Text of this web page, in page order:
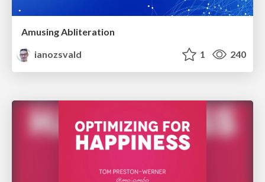
Amusing Abliteration
ianozsvald
1 240